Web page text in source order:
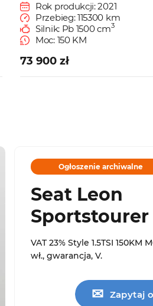
Rok produkcji: 2021
Przebieg: 115300 km
Silnik: Pb 1500 cm3
Moc: 150 KM
73 900 zł
Ogłoszenie archiwalne
Seat Leon
Sportstourer
VAT 23% Style 1.5TSI 150KM
wł., gwarancja, V.
✉ Zapytaj